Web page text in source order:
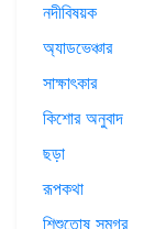
নদীবিষয়ক
অ্যাডভেঞ্চার
সাক্ষাৎকার
কিশোর অনুবাদ
ছড়া
রূপকথা
শিশুতোষ সমগ্র